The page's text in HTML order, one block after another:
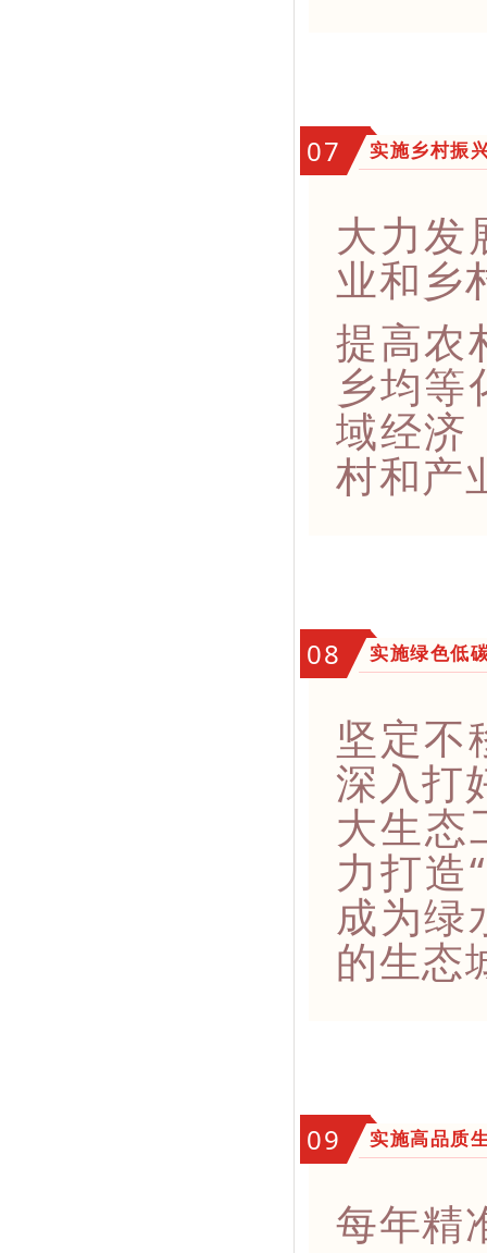
07 实施乡村振
大力发
业和乡
提高农
乡均
域经济
村和产
08 实施绿色低
坚定不
深入打
大生态
力打造
成为绿
的生态
09 实施高品质
每年精